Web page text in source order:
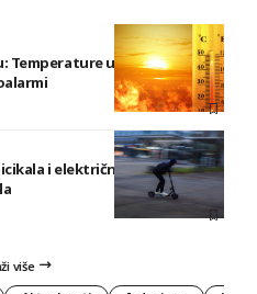
Temperature u BiH i do 41
i električnih romobila u
više